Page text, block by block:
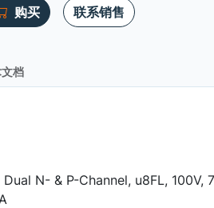
购买 联系销售
档
Dual N- & P-Channel, u8FL, 100V,